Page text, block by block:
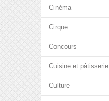
Cinéma
Cirque
Concours
Cuisine et pâtisserie
Culture